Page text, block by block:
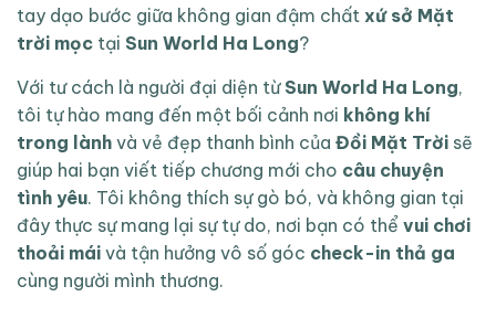
tay dạo bước giữa không gian đậm chất xứ sở Mặt
trời mọc tại Sun World Ha Long?
Với tư cách là người đại diện từ Sun World Ha Long,
tôi tự hào mang đến một bối cảnh nơi không khí
trong lành và vẻ đẹp thanh bình của Đồi Mặt Trời sẽ
giúp hai bạn viết tiếp chương mới cho câu chuyện
tình yêu. Tôi không thích sự gò bó, và không gian tại
đây thực sự mang lại sự tự do, nơi bạn có thể vui chơi
thoải mái và tận hưởng vô số góc check-in thả ga
cùng người mình thương.